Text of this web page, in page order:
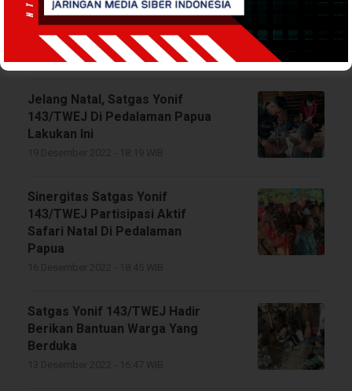
Perekonomian Warga, Serdadu
Wira Ajarkan Ini
20 Desember 2022 - 15:35 WIB
Jelang Natal, Satgas Yonif
143/TWEJ Di Pedalaman Papua
Lakukan Ini
Sinergitas Satgas Yonif
143/TWEJ Partisipasi Aktif
Safari Natal Di Pedalaman
Papua
Satgas Yonif 143/TWEJ Hadir
Berikan Bantuan Warga Yang
Berduka